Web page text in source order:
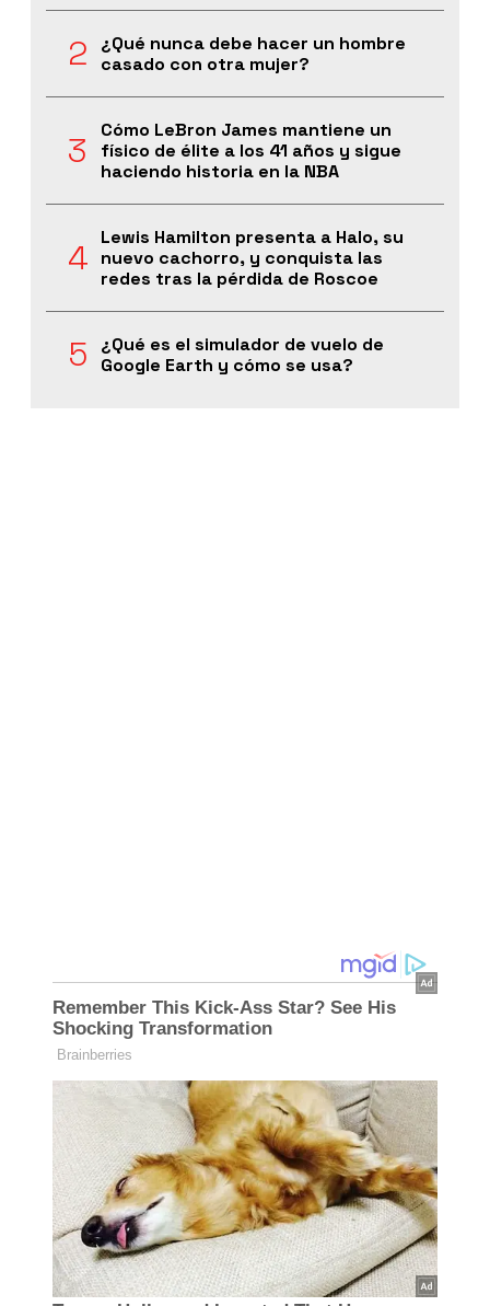
¿Qué nunca debe hacer un hombre
casado con otra mujer?
Cómo LeBron James mantiene un
físico de élite a los 41 años y sigue
haciendo historia en la NBA
Lewis Hamilton presenta a Halo, su
nuevo cachorro, y conquista las
redes tras la pérdida de Roscoe
¿Qué es el simulador de vuelo de
Google Earth y cómo se usa?